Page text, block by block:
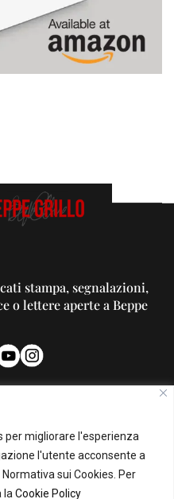
per migliorare l'esperienza
l'utente acconsente a
sui Cookies. Per
la Cookie Policy
stampa, segnalazioni,
o lettere aperte a Beppe
PUBBLICITA'
pubblicità su questo Blog:
pubblicita@beppegrillo.it